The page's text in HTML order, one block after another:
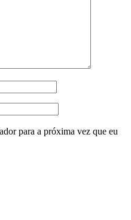
para a próxima vez que eu